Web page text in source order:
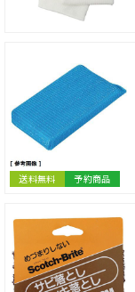
送料無料 予約商品